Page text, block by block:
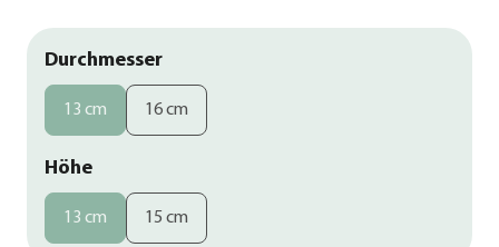
Durchmesser
13 cm 16 cm
Höhe
13 cm 15 cm